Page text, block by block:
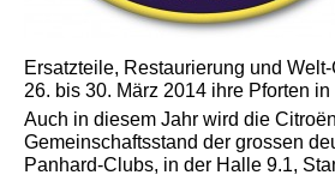
Ersatzteile, Restaurierung und
26. bis 30. März 2014 ihre Pforten in
Auch in diesem Jahr wird die
Gemeinschaftsstand der grossen
Panhard-Clubs, in der Halle 9.1,